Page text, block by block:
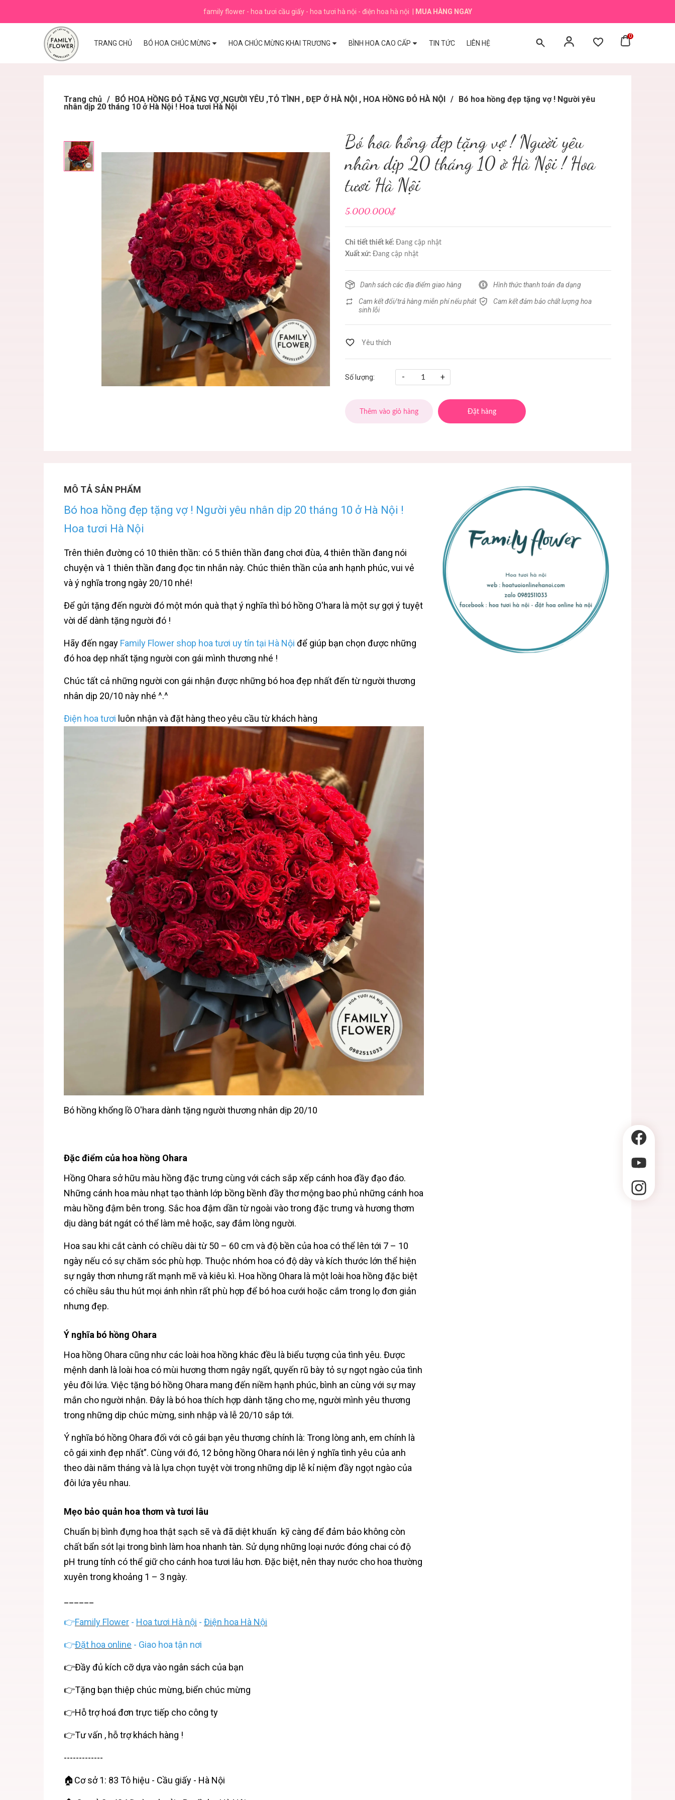
family flower - hoa tươi cầu giấy - hoa tươi hà nội - điện hoa hà nội MUA HÀNG NGAY
TRANG CHỦ BÓ HOA CHÚC MỪNG HOA CHÚC MỪNG KHAI TRƯƠNG BÌNH HOA CAO CẤP TIN TỨC LIÊN HỆ
0
Trang chủ / BÓ HOA HỒNG ĐỎ TẶNG VỢ ,NGƯỜI YÊU ,TỎ TÌNH , ĐẸP Ở HÀ NỘI , HOA HỒNG ĐỎ HÀ NỘI / Bó hoa hồng đẹp tặng vợ ! Người yêu
nhân dịp 20 tháng 10 ở Hà Nội ! Hoa tươi Hà Nội
Bó hoa hồng đẹp tặng vợ ! Người yêu
nhân dịp 20 tháng 10 ở Hà Nội ! Hoa
tươi Hà Nội
5.000.000₫
Chi tiết thiết kế: Đang cập nhật
Xuất xứ: Đang cập nhật
Danh sách các địa điểm giao hàng Hình thức thanh toán đa dạng
Cam kết đổi/trả hàng miễn phí nếu phát
sinh lỗi
Cam kết đảm bảo chất lượng hoa
Số lượng: - +
Thêm vào giỏ hàng Đặt hàng
MÔ TẢ SẢN PHẨM
Bó hoa hồng đẹp tặng vợ ! Người yêu nhân dịp 20 tháng 10 ở Hà Nội !
Hoa tươi Hà Nội
Trên thiên đường có 10 thiên thần: có 5 thiên thần đang chơi đùa, 4 thiên thần đang nói
chuyện và 1 thiên thần đang đọc tin nhắn này. Chúc thiên thần của anh hạnh phúc, vui vẻ
và ý nghĩa trong ngày 20/10 nhé!
Để gửi tặng đến người đó một món quà thạt ý nghĩa thì bó hồng O'hara là một sự gợi ý tuyệt
vời dể dành tặng người đó !
Hãy đến ngay Family Flower shop hoa tươi uy tín tại Hà Nội để giúp bạn chọn được những
đó hoa dẹp nhất tặng người con gái mình thương nhé !
Chúc tất cả những người con gái nhận được những bó hoa đẹp nhất đến từ người thương
nhân dịp 20/10 này nhé ^.^
Điện hoa tươi luôn nhận và đặt hàng theo yêu cầu từ khách hàng
Bó hồng khổng lồ O'hara dành tặng người thương nhân dịp 20/10
Đặc điểm của hoa hồng Ohara
Hồng Ohara sở hữu màu hồng đặc trưng cùng với cách sắp xếp cánh hoa đầy đạo đáo.
Những cánh hoa màu nhạt tạo thành lớp bồng bềnh đầy thơ mộng bao phủ những cánh hoa
màu hồng đậm bên trong. Sắc hoa đậm dần từ ngoài vào trong đặc trưng và hương thơm
dịu dàng bát ngát có thể làm mê hoặc, say đắm lòng người.
Hoa sau khi cắt cành có chiều dài từ 50 – 60 cm và độ bền của hoa có thể lên tới 7 – 10
ngày nếu có sự chăm sóc phù hợp. Thuộc nhóm hoa có độ dày và kích thước lớn thể hiện
sự ngây thơn nhưng rất mạnh mẽ và kiêu kì. Hoa hồng Ohara là một loài hoa hồng đặc biệt
có chiều sâu thu hút mọi ánh nhìn rất phù hợp để bó hoa cưới hoặc cắm trong lọ đơn giản
nhưng đẹp.
Ý nghĩa bó hồng Ohara
Hoa hồng Ohara cũng như các loài hoa hồng khác đều là biểu tượng của tình yêu. Được
mệnh danh là loài hoa có mùi hương thơm ngây ngất, quyến rũ bày tỏ sự ngọt ngào của tình
yêu đôi lứa. Việc tặng bó hồng Ohara mang đến niềm hạnh phúc, bình an cùng với sự may
mắn cho người nhận. Đây là bó hoa thích hợp dành tặng cho mẹ, người mình yêu thương
trong những dịp chúc mừng, sinh nhập và lễ 20/10 sắp tới.
Ý nghĩa bó hồng Ohara đối với cô gái bạn yêu thương chính là: Trong lòng anh, em chính là
cô gái xinh đẹp nhất”. Cùng với đó, 12 bông hồng Ohara nói lên ý nghĩa tình yêu của anh
theo dài năm tháng và là lựa chọn tuyệt vời trong những dịp lễ kỉ niệm đầy ngọt ngào của
đôi lứa yêu nhau.
Mẹo bảo quản hoa thơm và tươi lâu
Chuẩn bị bình đựng hoa thật sạch sẽ và đã diệt khuẩn kỹ càng để đảm bảo không còn
chất bẩn sót lại trong bình làm hoa nhanh tàn. Sử dụng những loại nước đóng chai có độ
pH trung tính có thể giữ cho cánh hoa tươi lâu hơn. Đặc biệt, nên thay nước cho hoa thường
xuyên trong khoảng 1 – 3 ngày.
______
👉Family Flower - Hoa tươi Hà nội - Điện hoa Hà Nội
👉Đặt hoa online - Giao hoa tận nơi
👉Đầy đủ kích cỡ dựa vào ngân sách của bạn
👉Tặng bạn thiệp chúc mừng, biển chúc mừng
👉Hỗ trợ hoá đơn trực tiếp cho công ty
👉Tư vấn , hỗ trợ khách hàng !
-------------
🏠Cơ sở 1: 83 Tô hiệu - Cầu giấy - Hà Nội